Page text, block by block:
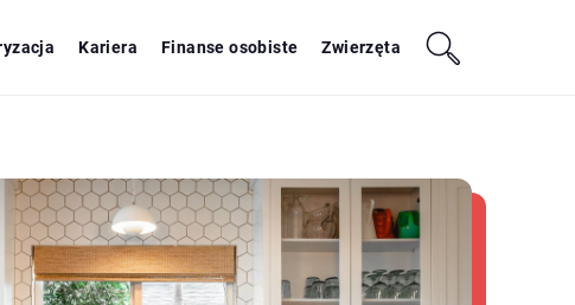
Kariera Finanse osobiste Zwierzęta